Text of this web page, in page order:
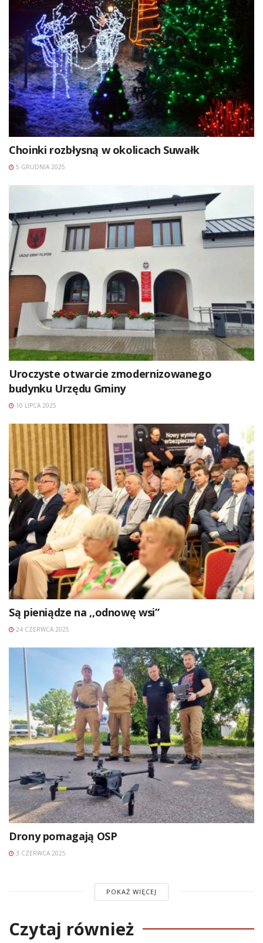
Choinki rozbłysną w okolicach Suwałk
5 GRUDNIA 2025
Uroczyste otwarcie zmodernizowanego
budynku Urzędu Gminy
10 LIPCA 2025
Są pieniądze na ,,odnowę wsi”
24 CZERWCA 2025
Drony pomagają OSP
3 CZERWCA 2025
POKAŻ WIĘCEJ
Czytaj również